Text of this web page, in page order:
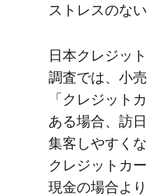
ストレスの​な
日本クレジッ
調査では、​小
「クレジット
ある​場合、​訪
集客しやすくな
クレジットカ
現金の​場合よ